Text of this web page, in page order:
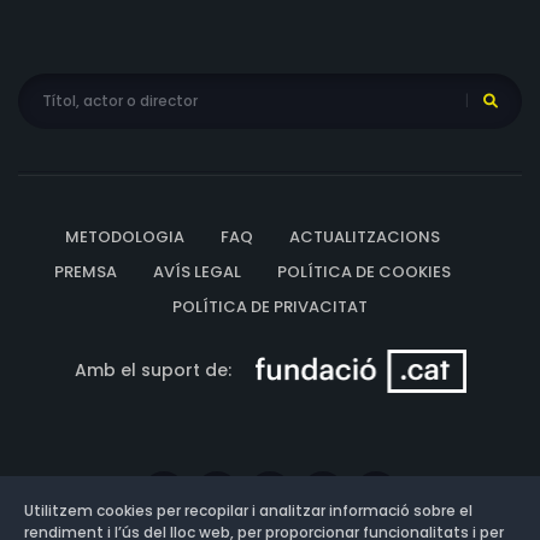
METODOLOGIA FAQ
ACTUALITZACIONS
PREMSA
AVÍS LEGAL
POLÍTICA DE COOKIES
POLÍTICA DE PRIVACITAT
Amb el suport de:
Utilitzem cookies per recopilar i analitzar informació sobre el
rendiment i l’ús del lloc web, per proporcionar funcionalitats i per